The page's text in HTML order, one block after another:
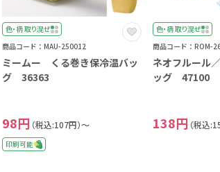
2026年9月
日
月
火
土
色・柄 取り混ぜ
商品コード：MAU-250012
ミームー くる巻き保冷温バッ
グ 36363
98円 （税込:107円）～
印刷可能
色・柄 取り混ぜ
商品コード：ROM-
ネオフルール
ッグ 47100
138円 （税込